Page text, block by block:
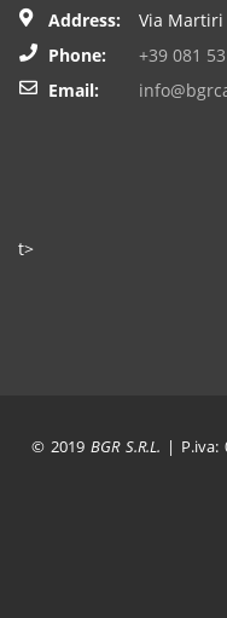
Address:
Via Martiri
Phone:
+39 081
Email:
t>
© 2019 BGR S.R.L. | P.iva: